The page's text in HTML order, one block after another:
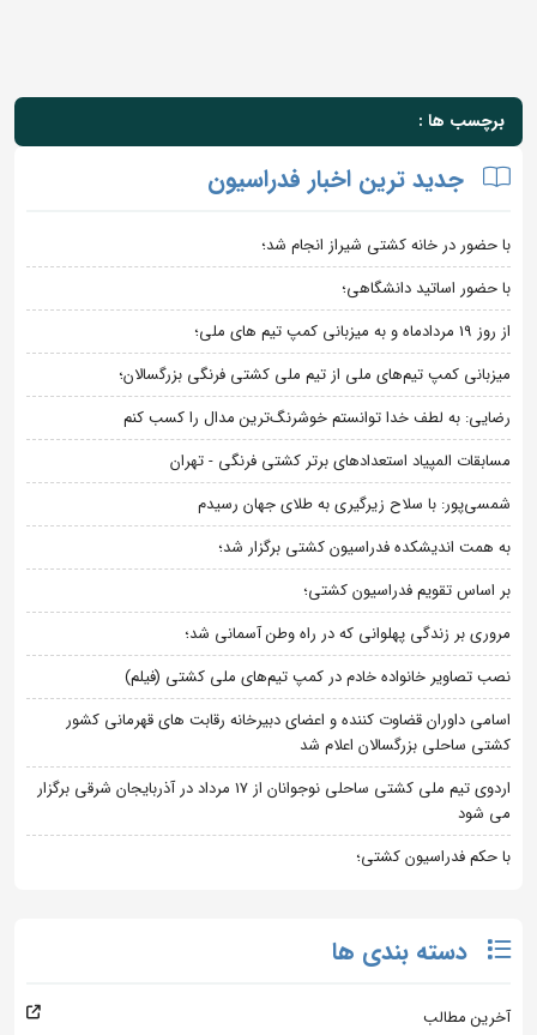
برچسب ها :
جدید ترین اخبار فدراسیون
با حضور در خانه کشتی شیراز انجام شد؛
با حضور اساتید دانشگاهی؛
از روز 19 مردادماه و به میزبانی کمپ تیم های ملی؛
میزبانی کمپ تیم‌های ملی از تیم ملی کشتی فرنگی بزرگسالان؛
رضایی: به لطف خدا توانستم خوشرنگ‌ترین مدال را کسب کنم
مسابقات المپیاد استعدادهای برتر کشتی فرنگی - تهران
شمسی‌پور: با سلاح زیرگیری به طلای جهان رسیدم
به همت اندیشکده فدراسیون کشتی برگزار شد؛
بر اساس تقویم فدراسیون کشتی؛
مروری بر زندگی پهلوانی که در راه وطن آسمانی شد؛
نصب تصاویر خانواده خادم در کمپ تیم‌های ملی کشتی (فیلم)
اسامی داوران قضاوت کننده و اعضای دبیرخانه رقابت های قهرمانی کشور
کشتی ساحلی بزرگسالان اعلام شد
اردوی تیم ملی کشتی ساحلی نوجوانان از 17 مرداد در آذربایجان شرقی برگزار
می شود
با حکم فدراسیون کشتی؛
دسته بندی ها
آخرین مطالب